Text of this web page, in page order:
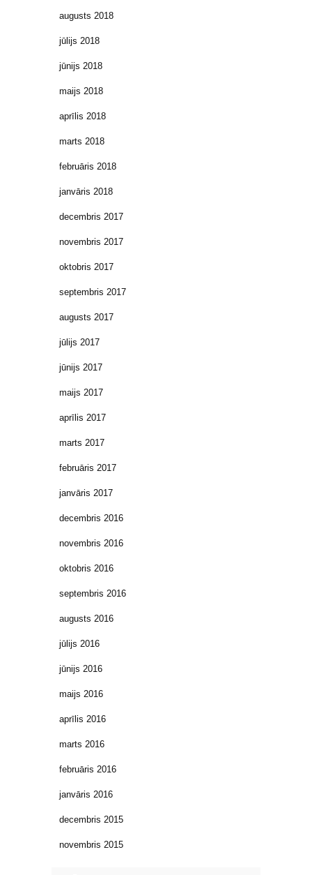
augusts 2018
jūlijs 2018
jūnijs 2018
maijs 2018
aprīlis 2018
marts 2018
februāris 2018
janvāris 2018
decembris 2017
novembris 2017
oktobris 2017
septembris 2017
augusts 2017
jūlijs 2017
jūnijs 2017
maijs 2017
aprīlis 2017
marts 2017
februāris 2017
janvāris 2017
decembris 2016
novembris 2016
oktobris 2016
septembris 2016
augusts 2016
jūlijs 2016
jūnijs 2016
maijs 2016
aprīlis 2016
marts 2016
februāris 2016
janvāris 2016
decembris 2015
novembris 2015